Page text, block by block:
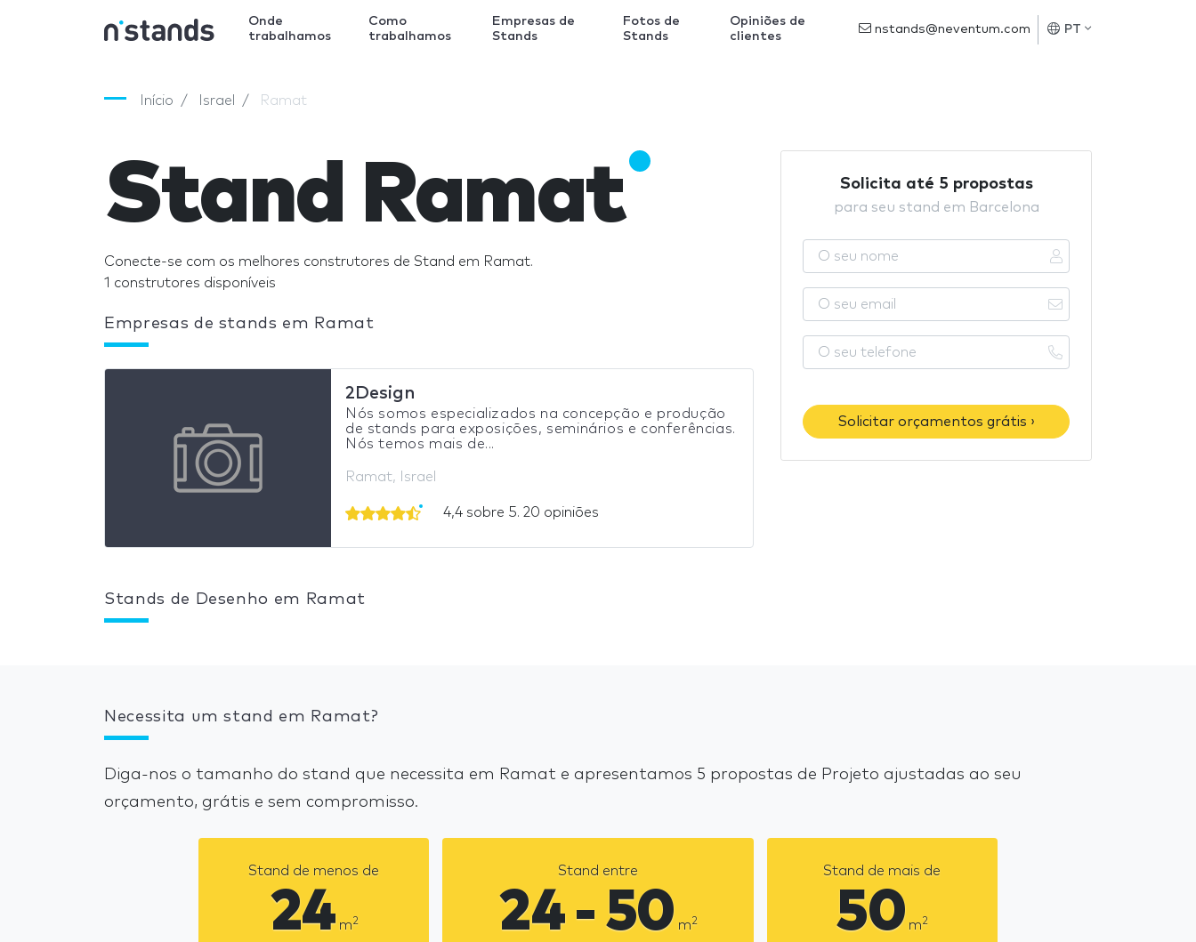
Onde
trabalhamos
Como
trabalhamos
Empresas de
Stands
Fotos de
Stands
Opiniões de
clientes
nstands@neventum.com PT
Início Israel Ramat
Stand Ramat
Conecte-se com os melhores construtores de Stand em Ramat.
1 construtores disponíveis
Empresas de stands em Ramat
2Design
Nós somos especializados na concepção e produção
de stands para exposições, seminários e conferências.
Nós temos mais de...
Ramat, Israel
4,4 sobre 5. 20 opiniões
Solicita até 5 propostas
para seu stand em Barcelona
Solicitar orçamentos grátis ›
Stands de Desenho em Ramat
Necessita um stand em Ramat?
Diga-nos o tamanho do stand que necessita em Ramat e apresentamos 5 propostas de Projeto ajustadas ao seu
orçamento, grátis e sem compromisso.
Stand de menos de
24 m2
Stand entre
24 - 50 m2
Stand de mais de
50 m2